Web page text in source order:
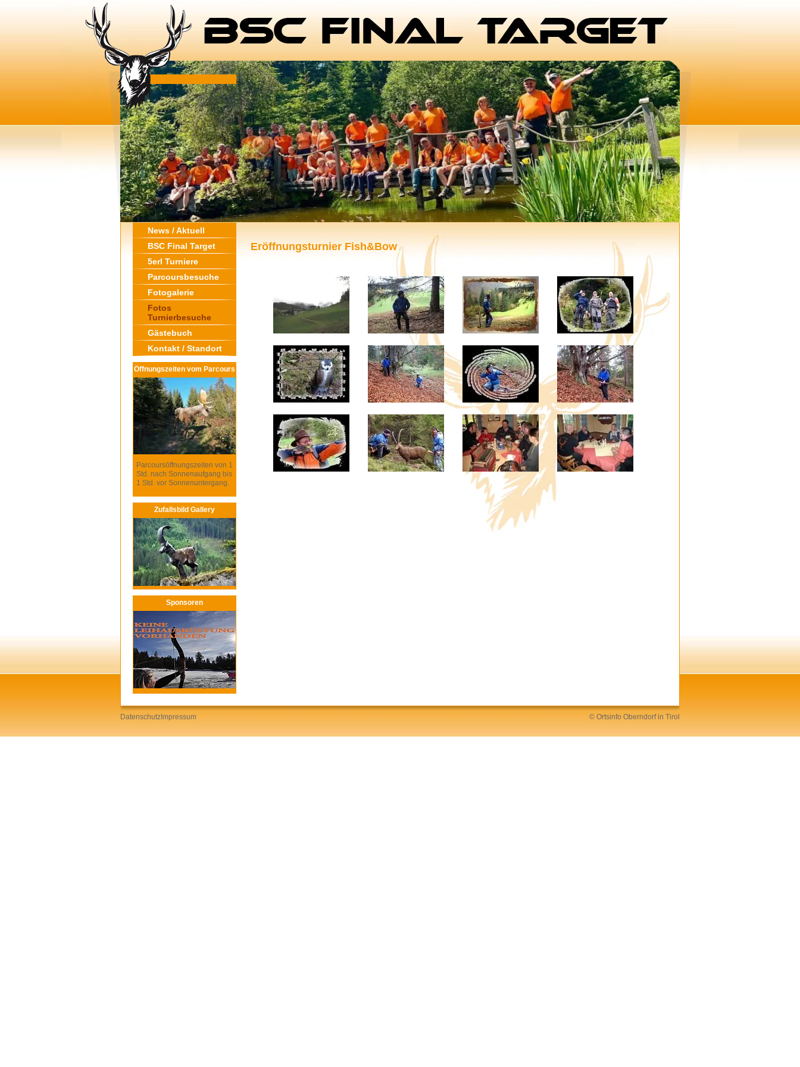
News / Aktuell
BSC Final Target
5erl Turniere
Parcoursbesuche
Fotogalerie
Fotos
Turnierbesuche
Gästebuch
Kontakt / Standort
Öffnungszeiten vom Parcours
Parcoursöffnungszeiten von 1
Std. nach Sonnenaufgang bis
1 Std. vor Sonnenuntergang.
Zufallsbild Gallery
Sponsoren
Eröffnungsturnier Fish&Bow
Datenschutz Impressum © Ortsinfo Oberndorf in Tirol